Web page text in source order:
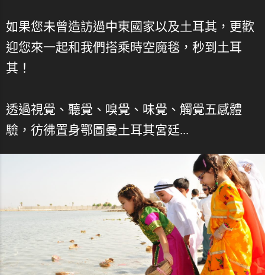
如果您未曾造訪過中東國家以及土耳其，更歡
迎您來一起和我們搭乘時空魔毯，秒到土耳
其！
透過視覺、聽覺、嗅覺、味覺、觸覺五感體
驗，彷彿置身鄂圖曼土耳其宮廷...